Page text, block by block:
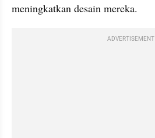
meningkatkan desain mereka.
ADVERTISEMENT